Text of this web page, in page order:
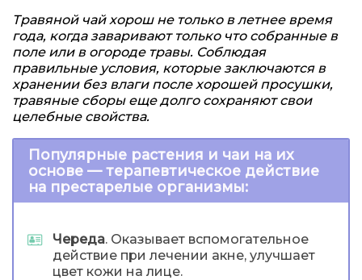
Травяной чай хорош не только в летнее время
года, когда заваривают только что собранные в
поле или в огороде травы. Соблюдая
правильные условия, которые заключаются в
хранении без влаги после хорошей просушки,
травяные сборы еще долго сохраняют свои
целебные свойства.
Популярные растения и чаи на их
основе — терапевтическое действие
на престарелые организмы:
Череда. Оказывает вспомогательное
действие при лечении акне, улучшает
цвет кожи на лице.